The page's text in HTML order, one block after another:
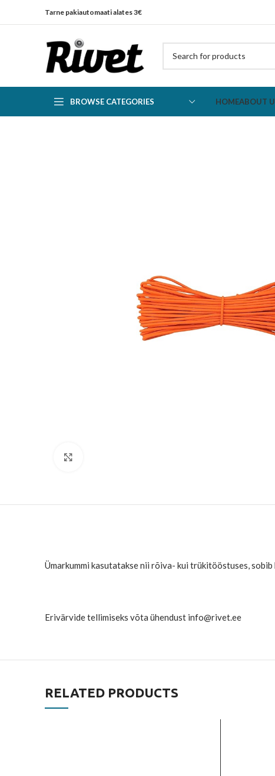
Tarne pakiautomaati alates 3€
BROWSE CATEGORIES HOMEABOUT
Ümarkummi kasutatakse nii rõiva- kui trükitööstuses,
Erivärvide tellimiseks võta ühendust info@rivet.ee
RELATED PRODUCTS